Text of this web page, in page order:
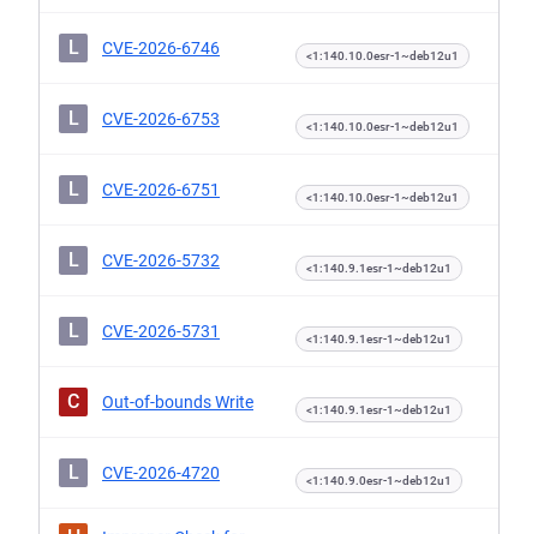
L CVE-2026-6746 <1:140.10.0esr-1~deb12u1
L CVE-2026-6753 <1:140.10.0esr-1~deb12u1
L CVE-2026-6751 <1:140.10.0esr-1~deb12u1
L CVE-2026-5732 <1:140.9.1esr-1~deb12u1
L CVE-2026-5731 <1:140.9.1esr-1~deb12u1
C Out-of-bounds Write <1:140.9.1esr-1~deb12u1
L CVE-2026-4720 <1:140.9.0esr-1~deb12u1